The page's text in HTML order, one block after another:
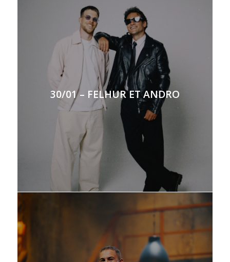
30/01 – FELHUR ET ANDRO